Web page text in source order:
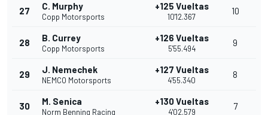
27 C. Murphy
Copp Motorsports
+125 Vueltas
10'12.367
10
28 B. Currey
Copp Motorsports
+126 Vueltas
5'55.494
9
29 J. Nemechek
NEMCO Motorsports
+127 Vueltas
4'55.340
8
30 M. Senica
Norm Benning Racing
+130 Vueltas
4'02.579
7